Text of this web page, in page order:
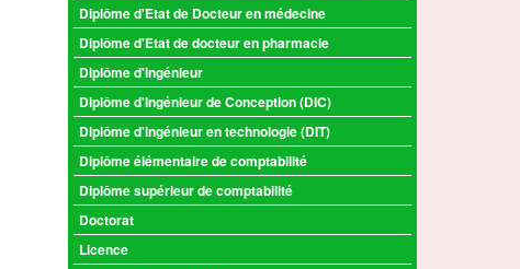
Diplôme d'Etat de Docteur en médecine
Diplôme d'Etat de docteur en pharmacie
Diplôme d'ingénieur
Diplôme d'Ingénieur de Conception (DIC)
Diplôme d'ingénieur en technologie (DIT)
Diplôme élémentaire de comptabilité
Diplôme supérieur de comptabilité
Doctorat
Licence